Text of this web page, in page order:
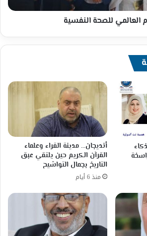
العالمي للصحة النفسية
أنديجان… مدينة القراء وعلماء
القرآن الكريم حين يلتقي عبق
التاريخ بجمال التواشيح
منذ 6 أيام